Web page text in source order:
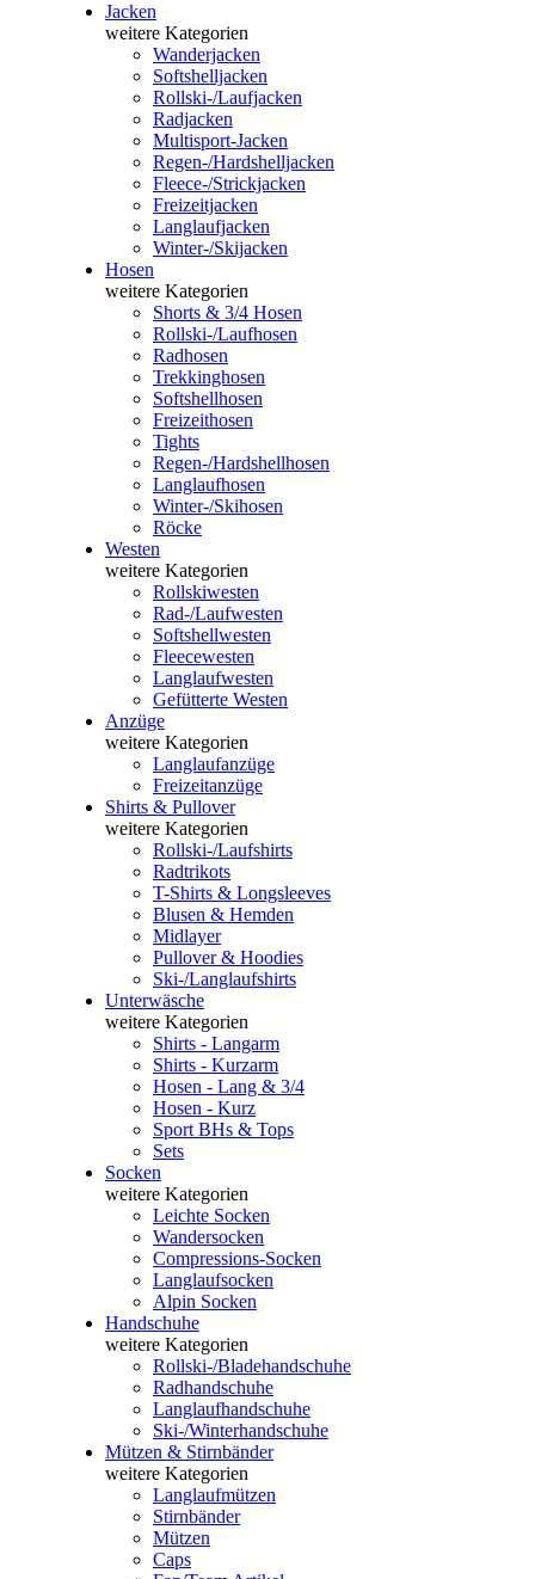
Jacken
weitere Kategorien
Wanderjacken
Softshelljacken
Rollski-/Laufjacken
Radjacken
Multisport-Jacken
Regen-/Hardshelljacken
Fleece-/Strickjacken
Freizeitjacken
Langlaufjacken
Winter-/Skijacken
Hosen
weitere Kategorien
Shorts & 3/4 Hosen
Rollski-/Laufhosen
Radhosen
Trekkinghosen
Softshellhosen
Freizeithosen
Tights
Regen-/Hardshellhosen
Langlaufhosen
Winter-/Skihosen
Röcke
Westen
weitere Kategorien
Rollskiwesten
Rad-/Laufwesten
Softshellwesten
Fleecewesten
Langlaufwesten
Gefütterte Westen
Anzüge
weitere Kategorien
Langlaufanzüge
Freizeitanzüge
Shirts & Pullover
weitere Kategorien
Rollski-/Laufshirts
Radtrikots
T-Shirts & Longsleeves
Blusen & Hemden
Midlayer
Pullover & Hoodies
Ski-/Langlaufshirts
Unterwäsche
weitere Kategorien
Shirts - Langarm
Shirts - Kurzarm
Hosen - Lang & 3/4
Hosen - Kurz
Sport BHs & Tops
Sets
Socken
weitere Kategorien
Leichte Socken
Wandersocken
Compressions-Socken
Langlaufsocken
Alpin Socken
Handschuhe
weitere Kategorien
Rollski-/Bladehandschuhe
Radhandschuhe
Langlaufhandschuhe
Ski-/Winterhandschuhe
Mützen & Stirnbänder
weitere Kategorien
Langlaufmützen
Stirnbänder
Mützen
Caps